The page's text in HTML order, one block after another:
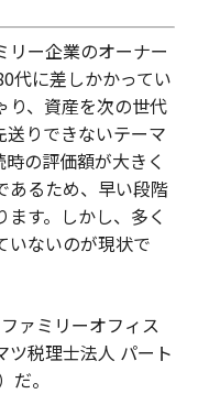
リー企業のオーナー
代に差しかかってい
り、資産を次の世代
送りできないテーマ
の評価額が大きく
あるため、早い段階
す。しかし、多く
いないのが現状で
ァミリーオフィス
ツ税理士法人 パート
。